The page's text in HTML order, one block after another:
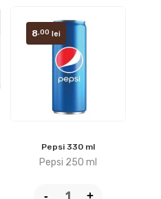
Pepsi 330 ml
Pepsi 250 ml
8 ,00 lei